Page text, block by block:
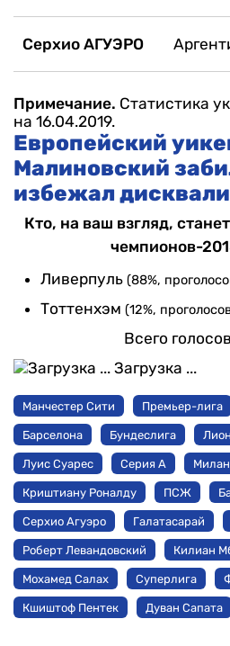
Серхио АГУЭРО
Примечание. Статистика
на 16.04.2019.
Европейский
Малиновский
избежал
Кто, на ваш взгляд,
чемпионов-
Ливерпуль (88%,
Тоттенхэм (12%,
Всего
Загрузка ...
Манчестер Сити Премьер-лига
Барселона Бундеслига
Луис Суарес Серия А Милан
Криштиану Роналду ПСЖ
Серхио Агуэро Галатасарай
Роберт Левандовский Килиан
Мохамед Салах Суперлига
Кшиштоф Пентек Дуван Сапата